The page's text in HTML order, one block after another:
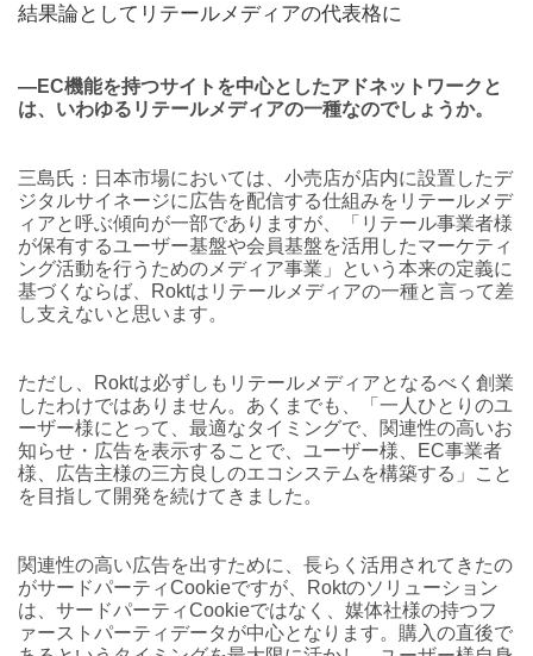
結果論としてリテールメディアの代表格に
―EC機能を持つサイトを中心としたアドネットワークと
は、いわゆるリテールメディアの一種なのでしょうか。
三島氏：日本市場においては、小売店が店内に設置したデ
ジタルサイネージに広告を配信する仕組みをリテールメデ
ィアと呼ぶ傾向が一部でありますが、「リテール事業者様
が保有するユーザー基盤や会員基盤を活用したマーケティ
ング活動を行うためのメディア事業」という本来の定義に
基づくならば、Roktはリテールメディアの一種と言って差
し支えないと思います。
ただし、Roktは必ずしもリテールメディアとなるべく創業
したわけではありません。あくまでも、「一人ひとりのユ
ーザー様にとって、最適なタイミングで、関連性の高いお
知らせ・広告を表示することで、ユーザー様、EC事業者
様、広告主様の三方良しのエコシステムを構築する」こと
を目指して開発を続けてきました。
関連性の高い広告を出すために、長らく活用されてきたの
がサードパーティCookieですが、Roktのソリューション
は、サードパーティCookieではなく、媒体社様の持つフ
ァーストパーティデータが中心となります。購入の直後で